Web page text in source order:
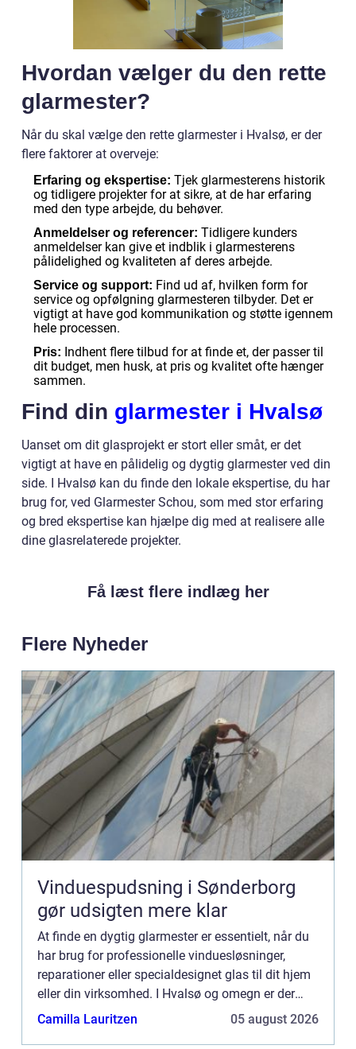
Hvordan vælger du den rette
glarmester?
Når du skal vælge den rette glarmester i Hvalsø, er der
flere faktorer at overveje:
Erfaring og ekspertise: Tjek glarmesterens historik
og tidligere projekter for at sikre, at de har erfaring
med den type arbejde, du behøver.
Anmeldelser og referencer: Tidligere kunders
anmeldelser kan give et indblik i glarmesterens
pålidelighed og kvaliteten af deres arbejde.
Service og support: Find ud af, hvilken form for
service og opfølgning glarmesteren tilbyder. Det er
vigtigt at have god kommunikation og støtte igennem
hele processen.
Pris: Indhent flere tilbud for at finde et, der passer til
dit budget, men husk, at pris og kvalitet ofte hænger
sammen.
Find din glarmester i Hvalsø
Uanset om dit glasprojekt er stort eller småt, er det
vigtigt at have en pålidelig og dygtig glarmester ved din
side. I Hvalsø kan du finde den lokale ekspertise, du har
brug for, ved Glarmester Schou, som med stor erfaring
og bred ekspertise kan hjælpe dig med at realisere alle
dine glasrelaterede projekter.
Få læst flere indlæg her
Flere Nyheder
Vinduespudsning i Sønderborg
gør udsigten mere klar
At finde en dygtig glarmester er essentielt, når du
har brug for professionelle vinduesløsninger,
reparationer eller specialdesignet glas til dit hjem
eller din virksomhed. I Hvalsø og omegn er der
heldigvis hjælp at hente f...
Camilla Lauritzen 05 august 2026